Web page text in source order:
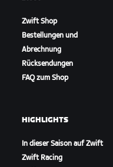
Zwift Shop
Bestellungen und
Abrechnung
Rücksendungen
FAQ zum Shop
HIGHLIGHTS
In dieser Saison auf Zwift
Zwift Racing